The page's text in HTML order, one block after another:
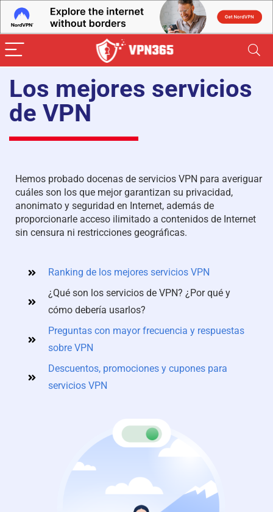
Los mejores servicios
de VPN
Hemos probado docenas de servicios VPN para averiguar
cuáles son los que mejor garantizan su privacidad,
anonimato y seguridad en Internet, además de
proporcionarle acceso ilimitado a contenidos de Internet
sin censura ni restricciones geográficas.
Ranking de los mejores servicios VPN
¿Qué son los servicios de VPN? ¿Por qué y
cómo debería usarlos?
Preguntas con mayor frecuencia y respuestas
sobre VPN
Descuentos, promociones y cupones para
servicios VPN